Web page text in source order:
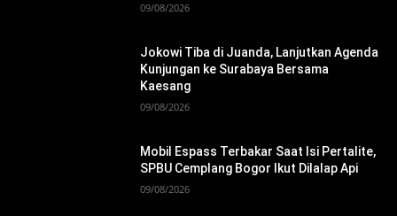
09/08/2026
Jokowi Tiba di Juanda, Lanjutkan Agenda
Kunjungan ke Surabaya Bersama
Kaesang
09/08/2026
Mobil Espass Terbakar Saat Isi Pertalite,
SPBU Cemplang Bogor Ikut Dilalap Api
09/08/2026